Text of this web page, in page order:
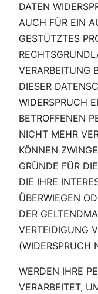
DATEN
AUCH FÜR EIN
GESTÜTZTES
VERARBEITUNG
DIESER
WIDERSPRUCH
BETROFFENEN
NICHT MEHR
KÖNNEN
GRÜNDE FÜR
DIE IHRE
ÜBERWIEGEN
DER
VERTEIDIGUNG
(WIDERSPRUCH
WERDEN IHRE
VERARBEITET,